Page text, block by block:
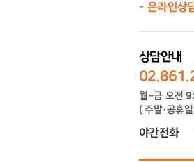
온라인상
상담안내
월~금 오전
( 주말·공휴
야간전화